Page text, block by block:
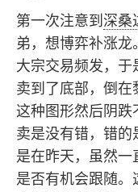
第一次注意到 深桑
弟，想博弈补涨
大宗交易频发，于
卖到了底部，倒在
这种图形然后阴跌
卖是没有错，错的
是在昨天，虽然一
是否有机会跟随。